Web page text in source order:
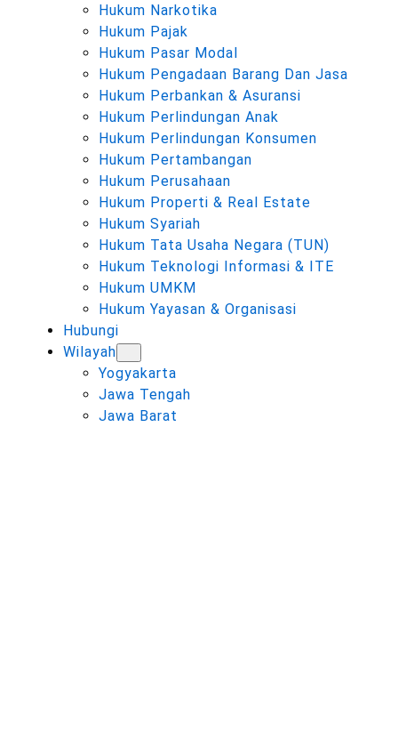
Hukum Narkotika
Hukum Pajak
Hukum Pasar Modal
Hukum Pengadaan Barang Dan Jasa
Hukum Perbankan & Asuransi
Hukum Perlindungan Anak
Hukum Perlindungan Konsumen
Hukum Pertambangan
Hukum Perusahaan
Hukum Properti & Real Estate
Hukum Syariah
Hukum Tata Usaha Negara (TUN)
Hukum Teknologi Informasi & ITE
Hukum UMKM
Hukum Yayasan & Organisasi
Hubungi
Wilayah
Yogyakarta
Jawa Tengah
Jawa Barat